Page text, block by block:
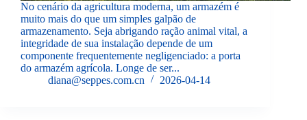
No cenário da agricultura moderna, um armazém é
muito mais do que um simples galpão de
armazenamento. Seja abrigando ração animal vital, a
integridade de sua instalação depende de um
componente frequentemente negligenciado: a porta
do armazém agrícola. Longe de ser...
diana@seppes.com.cn
2026-04-14